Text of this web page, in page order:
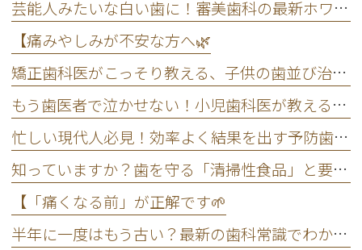
芸能人みたいな白い歯に！審美歯科の最新ホワイトニング事情を大公開します
【痛みやしみが不安な方へ🌿
矯正歯科医がこっそり教える、子供の歯並び治療をいつから始めるべきかの正解
もう歯医者で泣かせない！小児歯科医が教える子どもが嫌がらない通い方
忙しい現代人必見！効率よく結果を出す予防歯科のスマートなメンテナンス法
知っていますか？歯を守る「清掃性食品」と要注意の「停滞性食品」
【「痛くなる前」が正解です🌱
半年に一度はもう古い？最新の歯科常識でわかる本当に歯医者へ行く頻度